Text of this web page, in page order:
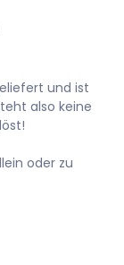
und ist
also keine
oder zu